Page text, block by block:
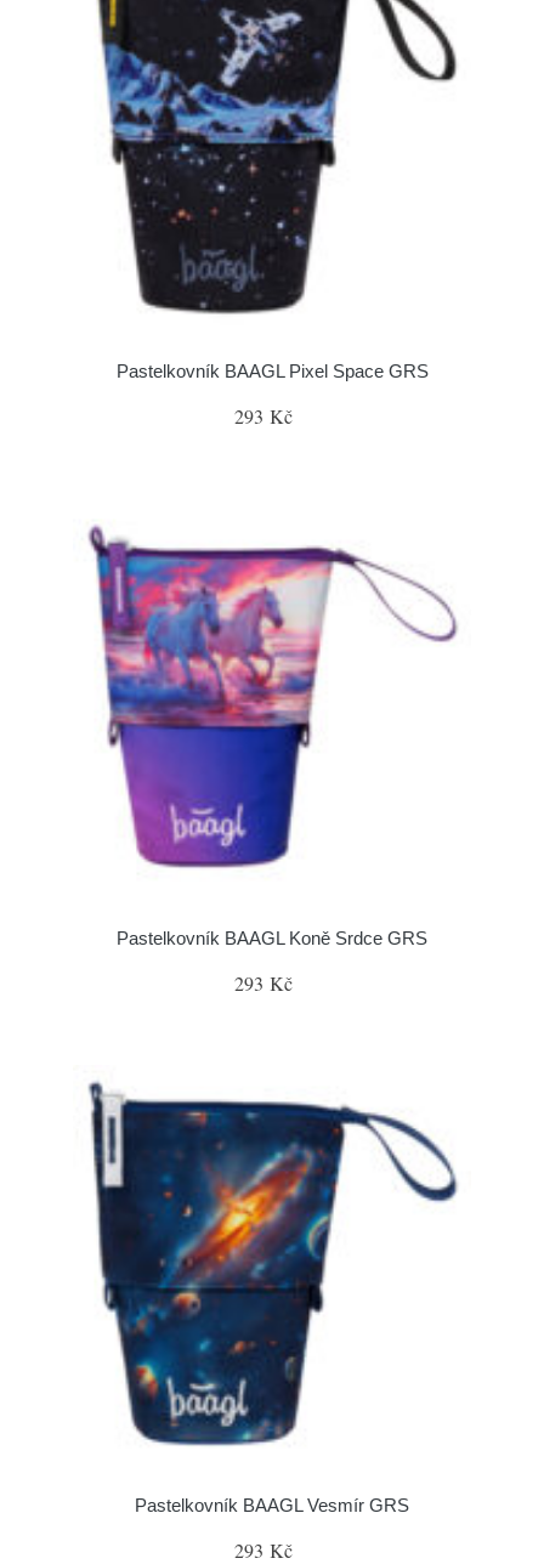
Pastelkovník BAAGL Pixel Space GRS
293 Kč
Pastelkovník BAAGL Koně Srdce GRS
293 Kč
Pastelkovník BAAGL Vesmír GRS
293 Kč